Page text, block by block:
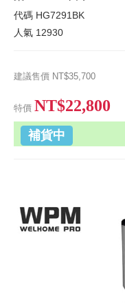
代碼 HG7291BK
人氣 12930
建議售價 NT$35,700
特價 NT$22,800
補貨中